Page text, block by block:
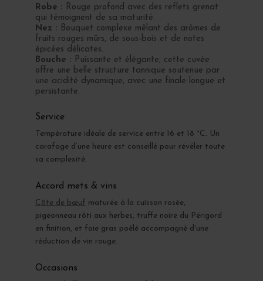
Robe : Rouge profond avec des reflets grenat
qui témoignent de sa maturité.
Nez : Bouquet complexe mêlant des arômes de
fruits rouges mûrs, de sous-bois et de notes
épicées délicates.
Bouche : Puissante et élégante, cette cuvée
offre une belle structure tannique soutenue par
une acidité dynamique, avec une finale longue et
persistante.
Service
Température idéale de service entre 16 et 18 °C. Un
carafage d’une heure est conseillé pour révéler toute
sa complexité.
Accord mets & vins
Côte de bœuf maturée à la cuisson rosée,
pigeonneau rôti aux herbes, truffe noire du Périgord
en finition, et foie gras poêlé accompagné d'une
réduction de vin rouge.
Occasions